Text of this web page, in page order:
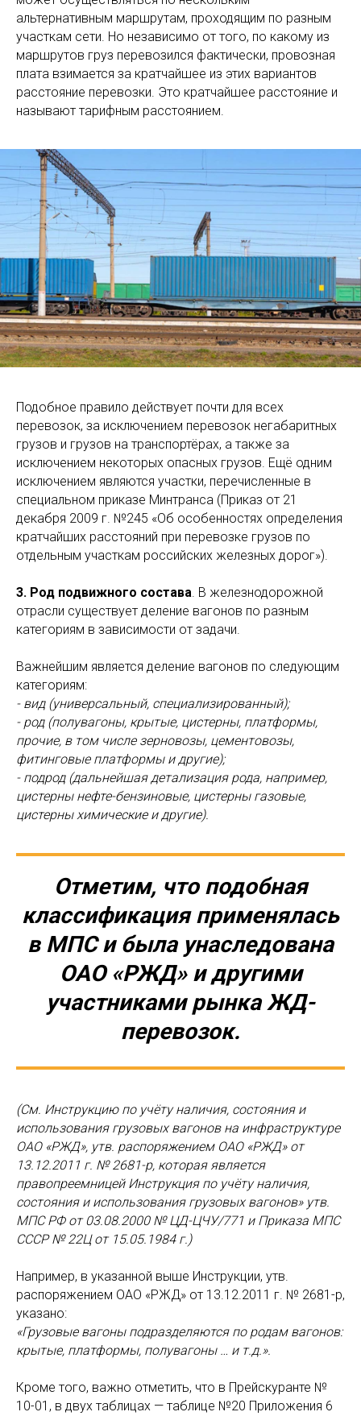
альтернативным маршрутам, проходящим по разным
участкам сети. Но независимо от того, по какому из
маршрутов груз перевозился фактически, провозная
плата взимается за кратчайшее из этих вариантов
расстояние перевозки. Это кратчайшее расстояние и
называют тарифным расстоянием.
Подобное правило действует почти для всех
перевозок, за исключением перевозок негабаритных
грузов и грузов на транспортёрах, а также за
исключением некоторых опасных грузов. Ещё одним
исключением являются участки, перечисленные в
специальном приказе Минтранса (Приказ от 21
декабря 2009 г. №245 «Об особенностях определения
кратчайших расстояний при перевозке грузов по
отдельным участкам российских железных дорог»).
3. Род подвижного состава. В железнодорожной
отрасли существует деление вагонов по разным
категориям в зависимости от задачи.
Важнейшим является деление вагонов по следующим
категориям:
- вид (универсальный, специализированный);
- род (полувагоны, крытые, цистерны, платформы,
прочие, в том числе зерновозы, цементовозы,
фитинговые платформы и другие);
- подрод (дальнейшая детализация рода, например,
цистерны нефте-бензиновые, цистерны газовые,
цистерны химические и другие).
Отметим, что подобная
классификация применялась
в МПС и была унаследована
ОАО «РЖД» и другими
участниками рынка ЖД-
перевозок.
(См. Инструкцию по учёту наличия, состояния и
использования грузовых вагонов на инфраструктуре
ОАО «РЖД», утв. распоряжением ОАО «РЖД» от
13.12.2011 г. № 2681-р, которая является
правопреемницей Инструкция по учёту наличия,
состояния и использования грузовых вагонов» утв.
МПС РФ от 03.08.2000 № ЦД-ЦЧУ/771 и Приказа МПС
СССР № 22Ц от 15.05.1984 г.)
Например, в указанной выше Инструкции, утв.
распоряжением ОАО «РЖД» от 13.12.2011 г. № 2681-р,
указано:
«Грузовые вагоны подразделяются по родам вагонов:
крытые, платформы, полувагоны … и т.д.».
Кроме того, важно отметить, что в Прейскуранте №
10-01, в двух таблицах — таблице №20 Приложения 6